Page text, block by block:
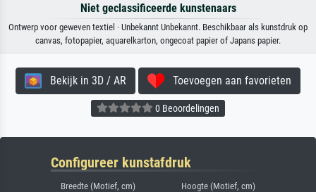
Niet geclassificeerde kunstenaars
Ontwerp voor geweven textiel · Unbekannt Unbekannt. Beschikbaar als kunstdruk op
canvas, fotopapier, aquarelkarton, ongecoat papier of Japans papier.
Bekijk in 3D / AR Toevoegen aan favorieten
0 Beoordelingen
Configureer kunstafdruk
Breedte (Motief, cm) Hoogte (Motief, cm)